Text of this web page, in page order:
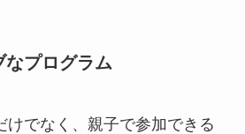
なプログラム
けでなく、親子で参加できる